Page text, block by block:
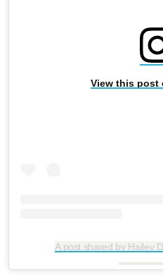
View this post
A post shared by Hailey